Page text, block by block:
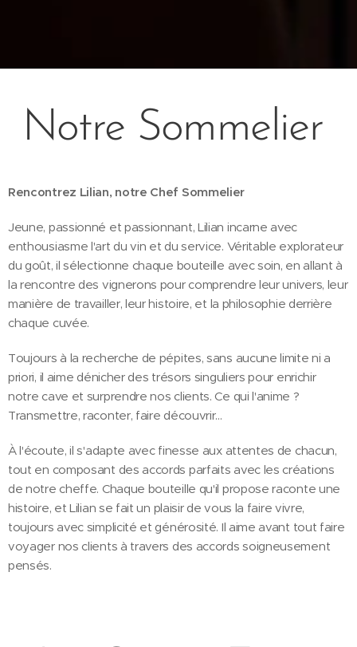
Notre Sommelier
Rencontrez Lilian, notre Chef Sommelier
Jeune, passionné et passionnant, Lilian incarne avec
enthousiasme l'art du vin et du service. Véritable explorateur
du goût, il sélectionne chaque bouteille avec soin, en allant à
la rencontre des vignerons pour comprendre leur univers, leur
manière de travailler, leur histoire, et la philosophie derrière
chaque cuvée.
Toujours à la recherche de pépites, sans aucune limite ni a
priori, il aime dénicher des trésors singuliers pour enrichir
notre cave et surprendre nos clients. Ce qui l'anime ?
Transmettre, raconter, faire découvrir…
À l'écoute, il s'adapte avec finesse aux attentes de chacun,
tout en composant des accords parfaits avec les créations
de notre cheffe. Chaque bouteille qu'il propose raconte une
histoire, et Lilian se fait un plaisir de vous la faire vivre,
toujours avec simplicité et générosité. Il aime avant tout faire
voyager nos clients à travers des accords soigneusement
pensés.